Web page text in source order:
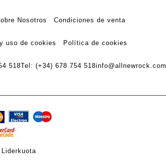
Nosotros Condiciones de venta
uso de cookies Política de cookies
518Tel: (+34) 678 754 518info@allnewrock.com